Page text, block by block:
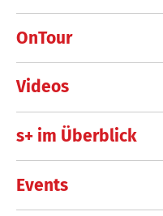
OnTour
Videos
s+ im Überblick
Events